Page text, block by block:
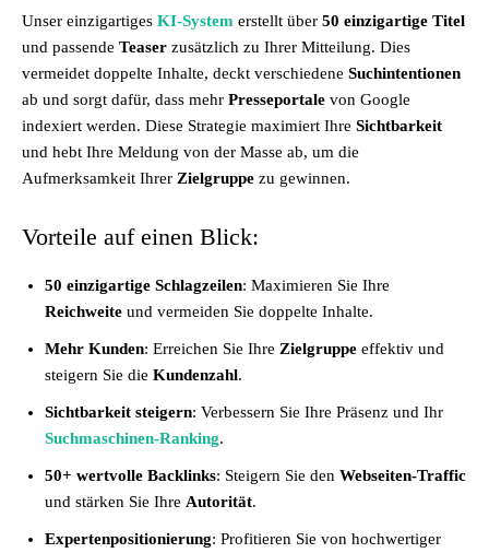
Unser einzigartiges KI-System erstellt über 50 einzigartige Titel
und passende Teaser zusätzlich zu Ihrer Mitteilung. Dies
vermeidet doppelte Inhalte, deckt verschiedene Suchintentionen
ab und sorgt dafür, dass mehr Presseportale von Google
indexiert werden. Diese Strategie maximiert Ihre Sichtbarkeit
und hebt Ihre Meldung von der Masse ab, um die
Aufmerksamkeit Ihrer Zielgruppe zu gewinnen.
Vorteile auf einen Blick:
50 einzigartige Schlagzeilen: Maximieren Sie Ihre
Reichweite und vermeiden Sie doppelte Inhalte.
Mehr Kunden: Erreichen Sie Ihre Zielgruppe effektiv und
steigern Sie die Kundenzahl.
Sichtbarkeit steigern: Verbessern Sie Ihre Präsenz und Ihr
Suchmaschinen-Ranking.
50+ wertvolle Backlinks: Steigern Sie den Webseiten-Traffic
und stärken Sie Ihre Autorität.
Expertenpositionierung: Profitieren Sie von hochwertiger